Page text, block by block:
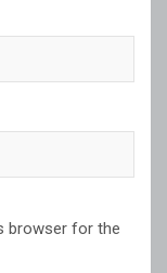
browser for the